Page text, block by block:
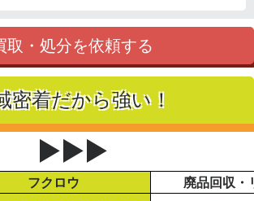
取・処分を依頼する
密着だから強い！
▶▶▶
フクロウ 廃品回収・